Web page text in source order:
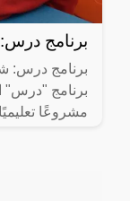
برنامج درس:
برنامج درس:
مشروعًا